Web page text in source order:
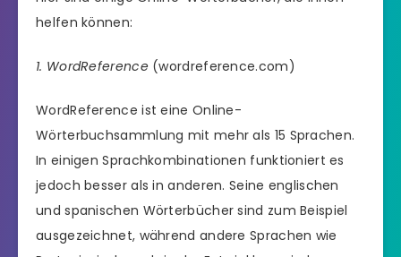
helfen können:
1. WordReference(wordreference.com)
WordReference ist eine Online-
Wörterbuchsammlung mit mehr als 15 Sprachen.
In einigen Sprachkombinationen funktioniert es
jedoch besser als in anderen. Seine englischen
und spanischen Wörterbücher sind zum Beispiel
ausgezeichnet, während andere Sprachen wie